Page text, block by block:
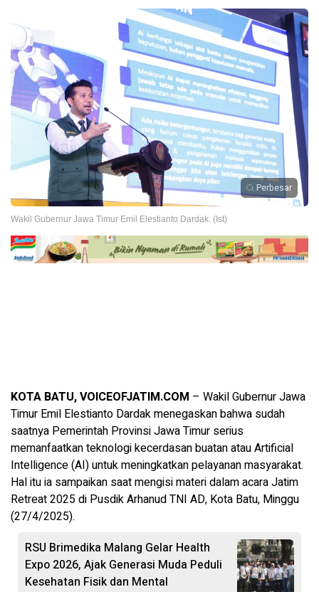
Perbesar
Wakil Gubernur Jawa Timur Emil Elestianto Dardak. (Ist)
KOTA BATU, VOICEOFJATIM.COM – Wakil Gubernur Jawa
Timur Emil Elestianto Dardak menegaskan bahwa sudah
saatnya Pemerintah Provinsi Jawa Timur serius
memanfaatkan teknologi kecerdasan buatan atau Artificial
Intelligence (AI) untuk meningkatkan pelayanan masyarakat.
Hal itu ia sampaikan saat mengisi materi dalam acara Jatim
Retreat 2025 di Pusdik Arhanud TNI AD, Kota Batu, Minggu
(27/4/2025).
RSU Brimedika Malang Gelar Health
Expo 2026, Ajak Generasi Muda Peduli
Kesehatan Fisik dan Mental